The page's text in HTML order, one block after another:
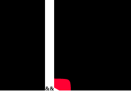
&&